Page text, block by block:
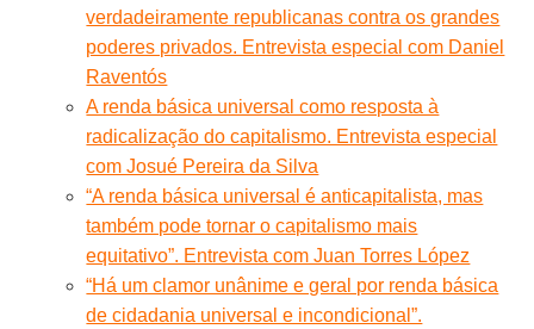
verdadeiramente republicanas contra os grandes
poderes privados. Entrevista especial com Daniel
Raventós
A renda básica universal como resposta à
radicalização do capitalismo. Entrevista especial
com Josué Pereira da Silva
“A renda básica universal é anticapitalista, mas
também pode tornar o capitalismo mais
equitativo”. Entrevista com Juan Torres López
“Há um clamor unânime e geral por renda básica
de cidadania universal e incondicional”.